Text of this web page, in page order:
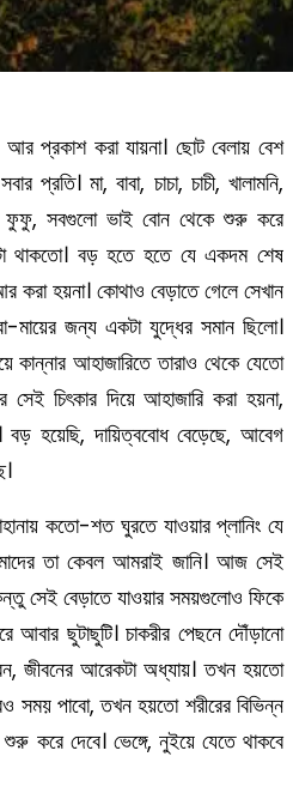
প্রকাশ করা যায়না। ছোট বেলায় বেশ
প্রতি। মা, বাবা, চাচা, চাচী, খালামনি,
ফুফু, সবগুলো ভাই বোন থেকে শুরু করে
থাকতো। বড় হতে হতে যে একদম শেষ
হয়না। কোথাও বেড়াতে গেলে সেখান
মায়ের জন্য একটা যুদ্ধের সমান ছিলো।
কান্নার আহাজারিতে তারাও থেকে যেতো
চিৎকার দিয়ে আহাজারি করা হয়না,
হয়েছি, দায়িত্ববোধ বেড়েছে, আবেগ
কতো-শত ঘুরতে যাওয়ার প্লানিং যে
তা কেবল আমরাই জানি। আজ সেই
সেই বেড়াতে যাওয়ার সময়গুলোও ফিকে
আবার ছুটাছুটি। চাকরীর পেছনে দৌঁড়ানো
জীবনের আরেকটা অধ্যায়। তখন হয়তো
পাবো, তখন হয়তো শরীরের বিভিন্ন
করে দেবে। ভেঙ্গে, নুইয়ে যেতে থাকবে